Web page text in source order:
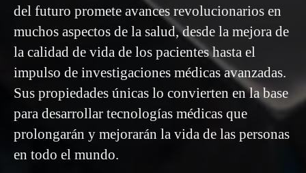
del futuro promete avances revolucionarios en
muchos aspectos de la salud, desde la mejora de
la calidad de vida de los pacientes hasta el
impulso de investigaciones médicas avanzadas.
Sus propiedades únicas lo convierten en la base
para desarrollar tecnologías médicas que
prolongarán y mejorarán la vida de las personas
en todo el mundo.